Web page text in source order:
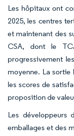
Les hôpitaux ont
2025, les centres
et maintenant des
CSA, dont le
progressivement
moyenne. La sortie
les scores de
proposition de
Les développeurs
emballages et des